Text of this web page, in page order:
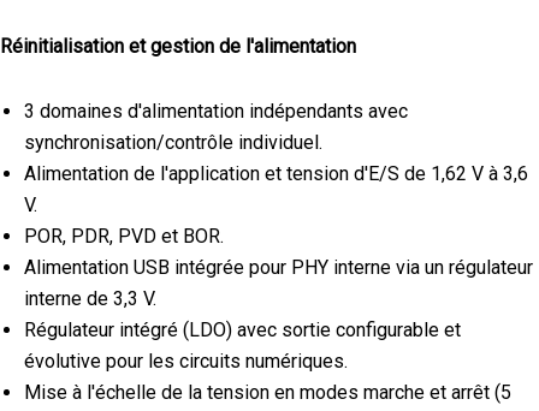
Réinitialisation et gestion de l'alimentation
3 domaines d'alimentation indépendants avec
synchronisation/contrôle individuel.
Alimentation de l'application et tension d'E/S de 1,62 V à 3,6
V.
POR, PDR, PVD et BOR.
Alimentation USB intégrée pour PHY interne via un régulateur
interne de 3,3 V.
Régulateur intégré (LDO) avec sortie configurable et
évolutive pour les circuits numériques.
Mise à l'échelle de la tension en modes marche et arrêt (5